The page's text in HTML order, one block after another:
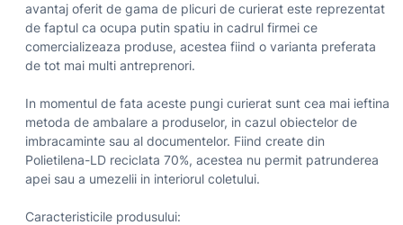
avantaj oferit de gama de plicuri de curierat este reprezentat
de faptul ca ocupa putin spatiu in cadrul firmei ce
comercializeaza produse, acestea fiind o varianta preferata
de tot mai multi antreprenori.
In momentul de fata aceste pungi curierat sunt cea mai ieftina
metoda de ambalare a produselor, in cazul obiectelor de
imbracaminte sau al documentelor. Fiind create din
Polietilena-LD reciclata 70%, acestea nu permit patrunderea
apei sau a umezelii in interiorul coletului.
Caracteristicile produsului: